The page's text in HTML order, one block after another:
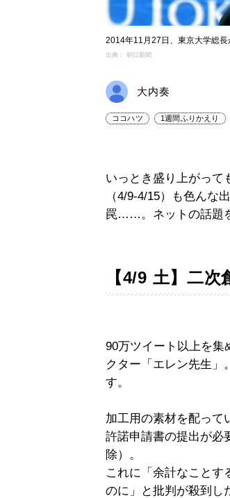
2014年11月27日、東京大学総
出典： 朝日新聞
大内奏
ココハツ 1週間ふりかえり
いっとき盛り上がって
（4/9-4/15）も色んな
罠……。ネットの話題
【4/9 土】二
90万ツイート以上を集
クター「エレン先生」
す。
加工用の素材を配って
許諾申請書の提出が必
除）。
これに「余計なことす
のに」と批判が殺到し